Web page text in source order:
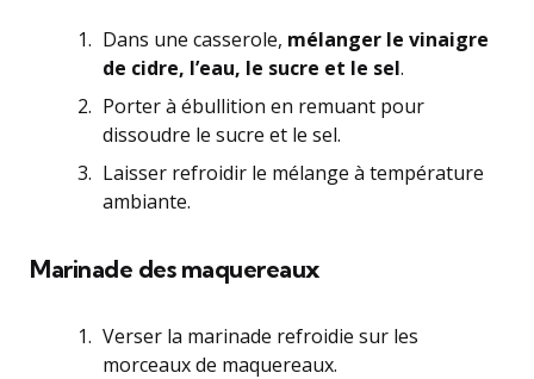
Dans une casserole, mélanger le vinaigre
de cidre, l’eau, le sucre et le sel.
Porter à ébullition en remuant pour
dissoudre le sucre et le sel.
Laisser refroidir le mélange à température
ambiante.
Marinade des maquereaux
Verser la marinade refroidie sur les
morceaux de maquereaux.